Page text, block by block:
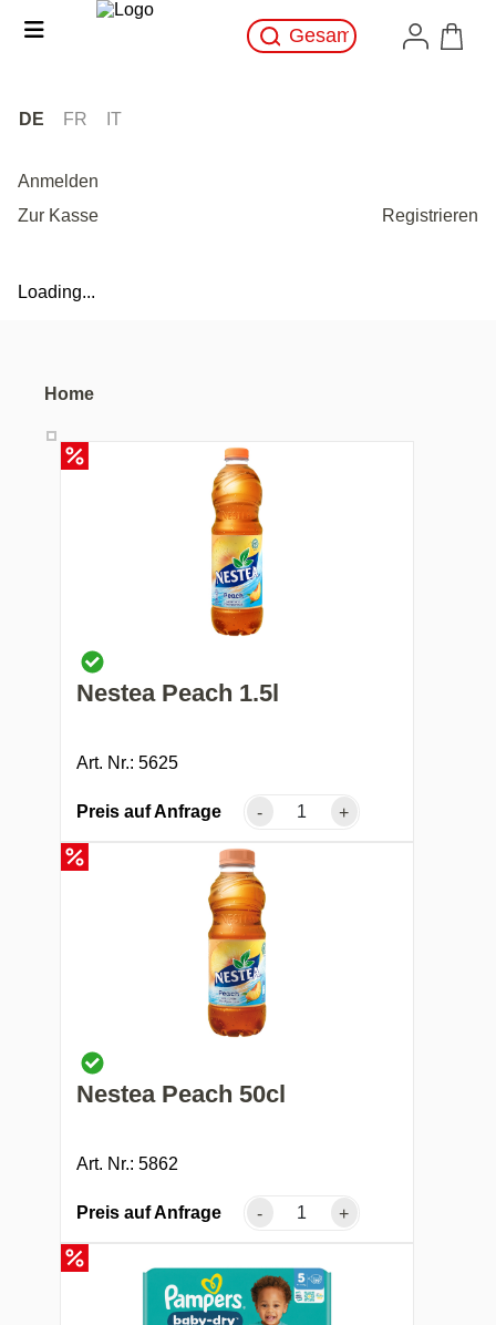
DE FR IT
Anmelden
Zur Kasse
Registrieren
Loading...
Home
Nestea Peach 1.5l
Art. Nr.: 5625
Preis auf Anfrage - +
Nestea Peach 50cl
Art. Nr.: 5862
Preis auf Anfrage - +